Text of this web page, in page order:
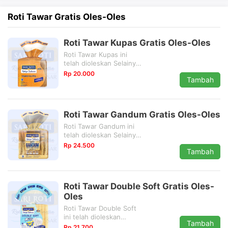
Roti Tawar Gratis Oles-Oles
Roti Tawar Kupas Gratis Oles-Oles
Roti Tawar Kupas ini
telah dioleskan Selainya
Gratis.
Rp 20.000
Tambah
Roti Tawar Gandum Gratis Oles-Oles
Roti Tawar Gandum ini
telah dioleskan Selainya
Gratis.
Rp 24.500
Tambah
Roti Tawar Double Soft Gratis Oles-
Oles
Roti Tawar Double Soft
ini telah dioleskan
Selainya Gratis.
Tambah